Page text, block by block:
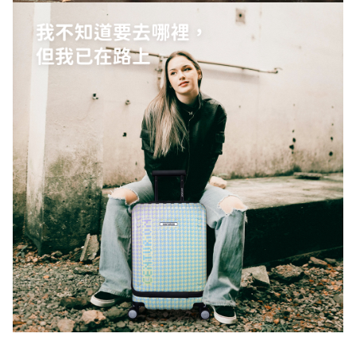
帳號(註冊時的信箱)
忘記密碼
登入
其他登入方式
立即成為大使 大使註冊